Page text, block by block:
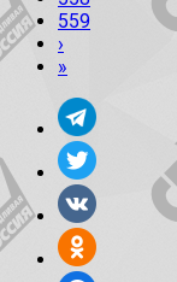
559
›
»